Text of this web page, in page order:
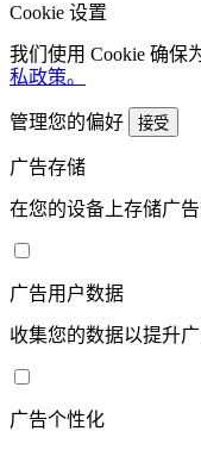
Cookie 设置
我们使用 Cookie 确保
私政策。
管理您的偏好 接受
广告存储
在您的设备上存储广
广告用户数据
收集您的数据以提升
广告个性化